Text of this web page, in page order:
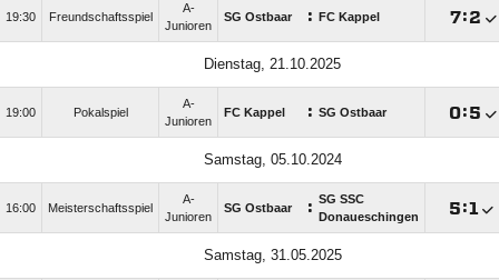
19:30 Freundschaftsspiel
A-
Junioren
SG Ostbaar : FC Kappel :
Dienstag, 21.10.2025
19:00 Pokalspiel
A-
Junioren
FC Kappel : SG Ostbaar :
Samstag, 05.10.2024
16:00 Meisterschaftsspiel
A-
Junioren
SG Ostbaar : SG SSC
Donaueschingen
:
Samstag, 31.05.2025